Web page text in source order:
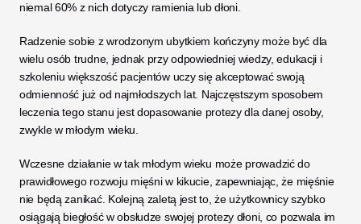
niemal 60% z nich dotyczy ramienia lub dłoni.
Radzenie sobie z wrodzonym ubytkiem kończyny może być dla
wielu osób trudne, jednak przy odpowiedniej wiedzy, edukacji i
szkoleniu większość pacjentów uczy się akceptować swoją
odmienność już od najmłodszych lat. Najczęstszym sposobem
leczenia tego stanu jest dopasowanie protezy dla danej osoby,
zwykle w młodym wieku.
Wczesne działanie w tak młodym wieku może prowadzić do
prawidłowego rozwoju mięśni w kikucie, zapewniając, że mięśnie
nie będą zanikać. Kolejną zaletą jest to, że użytkownicy szybko
osiągają biegłość w obsłudze swojej protezy dłoni, co pozwala im